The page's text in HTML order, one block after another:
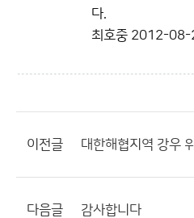
다.
최호중 2012-08-
이전글
다음글 감사합니다